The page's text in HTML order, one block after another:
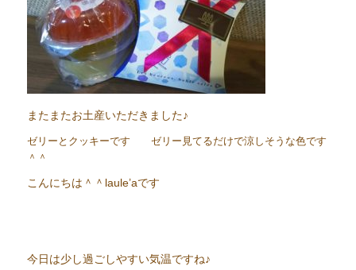
またまたお土産いただきました♪
ゼリーとクッキーです ゼリー見てるだけで涼しそうな色です
＾＾
こんにちは＾＾laule’aです
今日は少し過ごしやすい気温ですね♪